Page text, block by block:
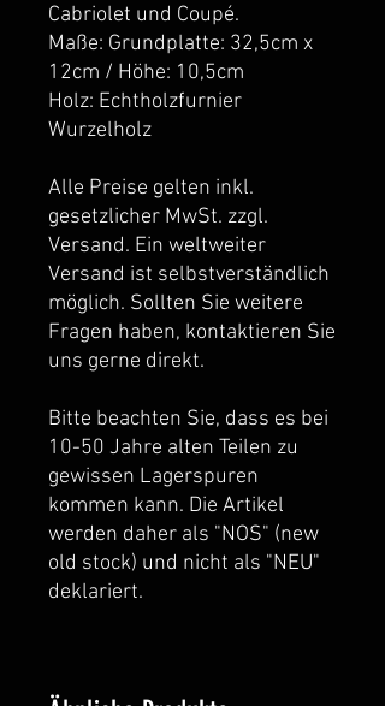
Cabriolet und Coupé.
Maße: Grundplatte: 32,5cm x
12cm / Höhe: 10,5cm
Holz: Echtholzfurnier
Wurzelholz
Alle Preise gelten inkl.
gesetzlicher MwSt. zzgl.
Versand. Ein weltweiter
Versand ist selbstverständlich
möglich. Sollten Sie weitere
Fragen haben, kontaktieren Sie
uns gerne direkt.
Bitte beachten Sie, dass es bei
10-50 Jahre alten Teilen zu
gewissen Lagerspuren
kommen kann. Die Artikel
werden daher als "NOS" (new
old stock) und nicht als "NEU"
deklariert.